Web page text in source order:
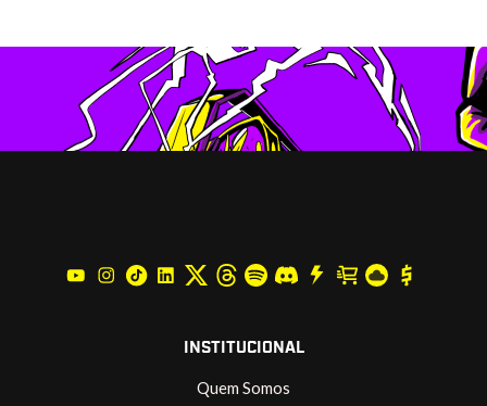
INSTITUCIONAL
Quem Somos